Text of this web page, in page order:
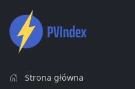
Strona główna